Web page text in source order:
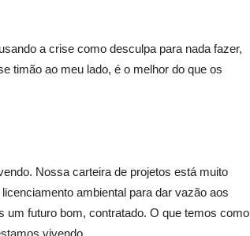
a crise como desculpa para nada fazer,
timão ao meu lado, é o melhor do que os
Nossa carteira de projetos está muito
ambiental para dar vazão aos
um futuro bom, contratado. O que temos como
vivendo.